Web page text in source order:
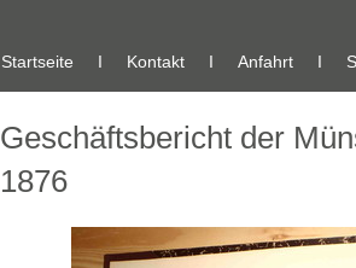
Startseite Ι Kontakt Ι Anfahrt Ι
Geschäftsbericht der
1876